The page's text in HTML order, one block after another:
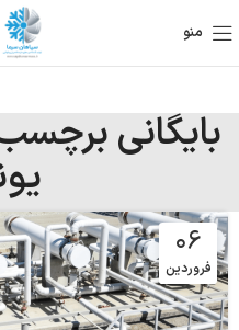
منو
بایگانی
۰۶
فروردین